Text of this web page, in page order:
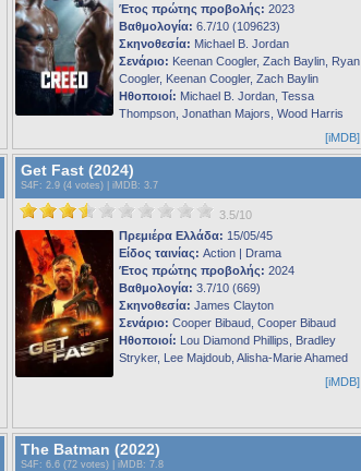
Έτος πρώτης προβολής: 2023
Βαθμολογία: 6.7/10 (109623)
Σκηνοθεσία: Michael B. Jordan
Σενάριο: Keenan Coogler, Zach Baylin, Ryan
Coogler, Keenan Coogler, Zach Baylin
Ηθοποιοί: Michael B. Jordan, Tessa
Thompson, Jonathan Majors, Wood Harris
[iMDB]
Get Fast (2024)
S4F : 2.9 (4 votes) | iMDB: 3.7
3.5/10
Πρεμιέρα Ελλάδα: 15/05/45
Είδος ταινίας: Action | Drama
Έτος πρώτης προβολής: 2024
Βαθμολογία: 3.7/10 (669)
Σκηνοθεσία: James Clayton
Σενάριο: Cooper Bibaud, Cooper Bibaud
Ηθοποιοί: Lou Diamond Phillips, Bradley
Stryker, Lee Majdoub, Alisha-Marie Ahamed
[iMDB]
The Batman (2022)
S4F : 6.6 (72 votes) | iMDB: 7.8